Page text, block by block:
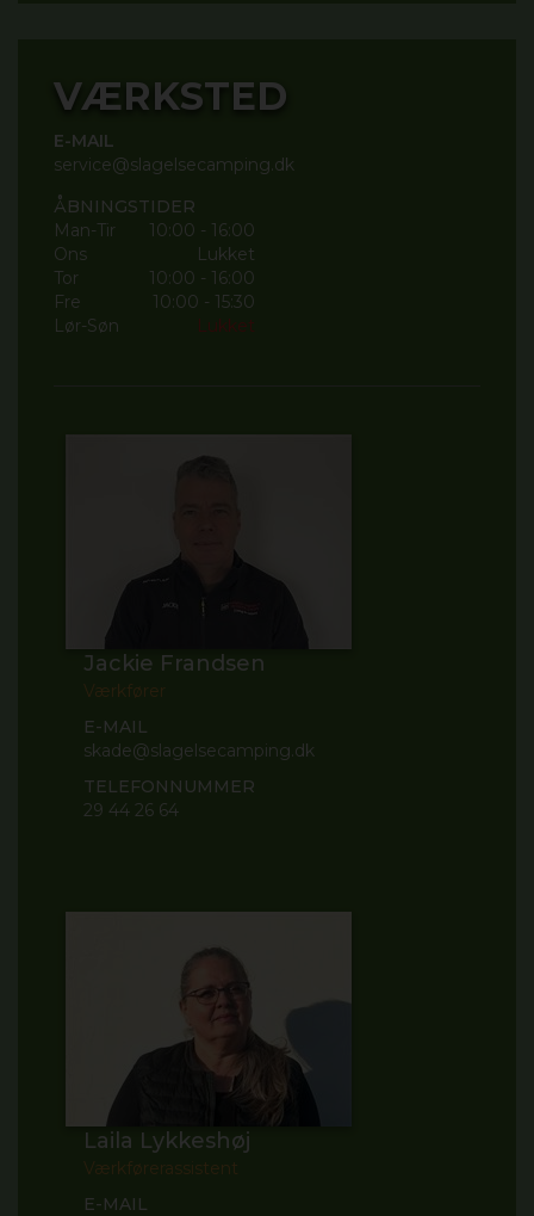
VÆRKSTED
E-MAIL
service@slagelsecamping.dk
ÅBNINGSTIDER
Man-Tir
10:00 - 16:00
Ons
Lukket
Tor
10:00 - 16:00
Fre
10:00 - 15:30
Lør-Søn
Lukket
Jackie Frandsen
Værkfører
E-MAIL
skade@slagelsecamping.dk
TELEFONNUMMER
29 44 26 64
Laila Lykkeshøj
Værkførerassistent
E-MAIL